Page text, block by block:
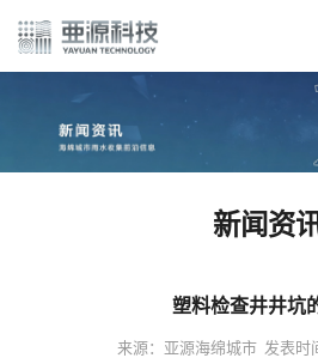
新闻资
塑料检查井井坑
来源：亚源海绵城市 发表时